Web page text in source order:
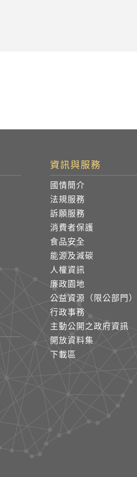
資訊與服務
國情簡介
法規服務
訴願服務
消費者保護
食品安全
能源及減碳
人權資訊
廉政園地
公益資源（限公部門）
行政事務
主動公開之政府資訊
開放資料集
下載區